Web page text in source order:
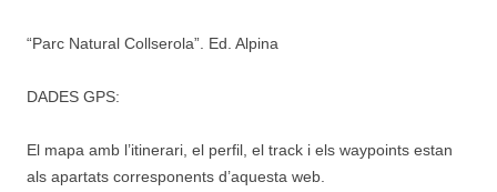
“Parc Natural Collserola”. Ed. Alpina
DADES GPS:
El mapa amb l’itinerari, el perfil, el track i els waypoints estan
als apartats corresponents d’aquesta web.